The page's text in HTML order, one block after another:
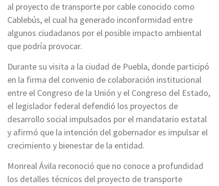
al proyecto de transporte por cable conocido como
Cablebús, el cual ha generado inconformidad entre
algunos ciudadanos por el posible impacto ambiental
que podría provocar.
Durante su visita a la ciudad de Puebla, donde participó
en la firma del convenio de colaboración institucional
entre el Congreso de la Unión y el Congreso del Estado,
el legislador federal defendió los proyectos de
desarrollo social impulsados por el mandatario estatal
y afirmó que la intención del gobernador es impulsar el
crecimiento y bienestar de la entidad.
Monreal Ávila reconoció que no conoce a profundidad
los detalles técnicos del proyecto de transporte